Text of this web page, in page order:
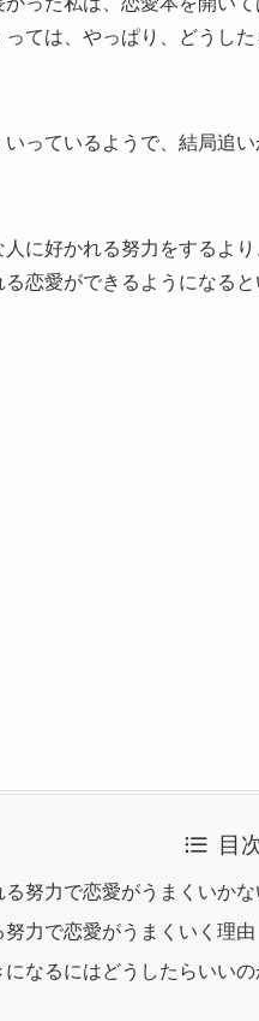
ては、やっぱり、どうし
っているようで、結局追
に好かれる努力をするよ
恋愛ができるようになると
目
努力で恋愛がうまくいかな
努力で恋愛がうまくいく理由
なるにはどうしたらいいの